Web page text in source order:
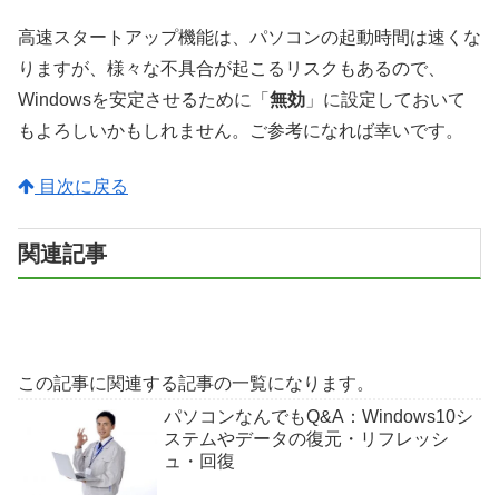
高速スタートアップ機能は、パソコンの起動時間は速くな
りますが、様々な不具合が起こるリスクもあるので、
Windowsを安定させるために「 無効 」に設定しておいて
もよろしいかもしれません。ご参考になれば幸いです。
目次に戻る
関連記事
この記事に関連する記事の一覧になります。
パソコンなんでもQ&A：Windows10シ
ステムやデータの復元・リフレッシ
ュ・回復